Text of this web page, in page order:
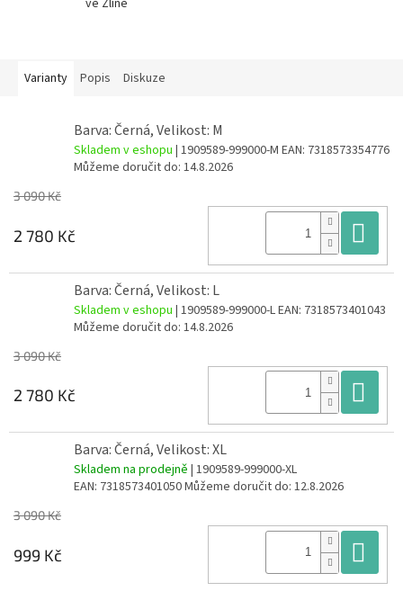
Varianty Popis Diskuze
Barva: Černá, Velikost: M
Skladem v eshopu | 1909589-999000-M EAN: 7318573354776
Můžeme doručit do: 14.8.2026
3 090 Kč
2 780 Kč
Barva: Černá, Velikost: L
Skladem v eshopu | 1909589-999000-LEAN: 7318573401043
Můžeme doručit do: 14.8.2026
3 090 Kč
2 780 Kč
Barva: Černá, Velikost: XL
Skladem na prodejně | 1909589-999000-XL
EAN: 7318573401050Můžeme doručit do: 12.8.2026
3 090 Kč
999 Kč